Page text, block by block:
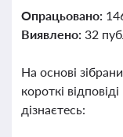
Опрацьовано:
Виявлено: 32
На основі
короткі
дізнаєтесь: